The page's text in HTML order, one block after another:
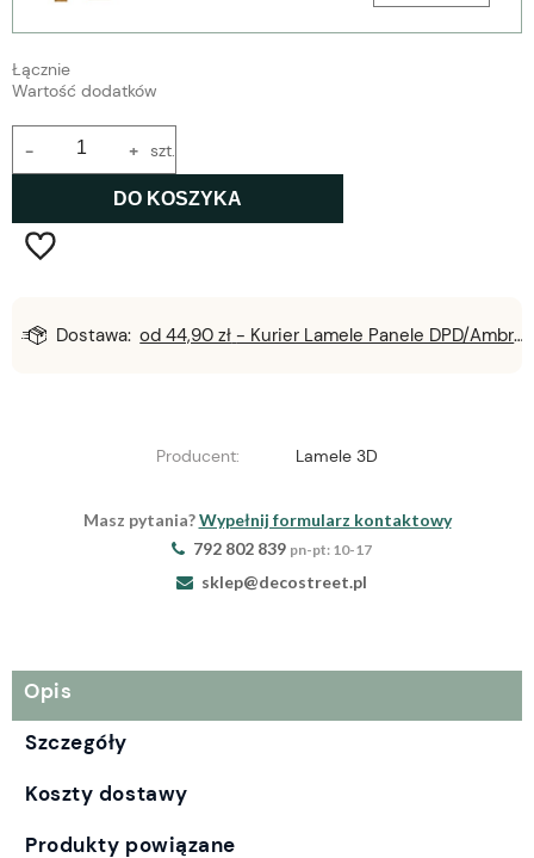
Łącznie
Wartość dodatków
+
- szt.
DO KOSZYKA
Dostawa: od 44,90 zł - Kurier Lamele Panele DPD/Ambro/NST
Producent: Lamele 3D
Masz pytania?Wypełnij formularz kontaktowy
792 802 839 pn-pt: 10-17
sklep@decostreet.pl
Opis
Szczegóły
Koszty dostawy
Produkty powiązane